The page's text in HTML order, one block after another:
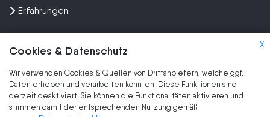
X
Cookies & Datenschutz
Wir verwenden Cookies & Quellen von Drittanbietern, welche ggf.
Daten erheben und verarbeiten könnten. Diese Funktionen sind
derzeit deaktiviert. Sie können die Funktionalitäten aktivieren und
stimmen damit der entsprechenden Nutzung gemäß
Erfahrungen
SEHR GUT
2.047
Kundenbewertungen und Erfahrungen zu
Wir kaufen dein Motorrad
SEHR GUT